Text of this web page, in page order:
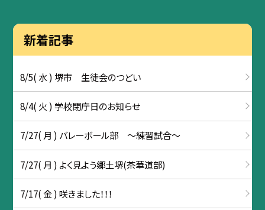
新着記事
8/5( 水 ) 堺市 生徒会のつどい
8/4( 火 ) 学校閉庁日のお知らせ
7/27( 月 ) バレーボール部 ～練習試合～
7/27( 月 ) よく見よう郷土堺(茶華道部)
7/17( 金 ) 咲きました！！！